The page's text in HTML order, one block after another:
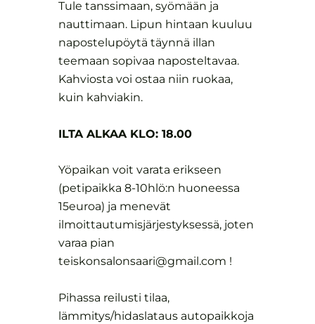
Tule tanssimaan, syömään ja
nauttimaan. Lipun hintaan kuuluu
napostelupöytä täynnä illan
teemaan sopivaa naposteltavaa.
Kahviosta voi ostaa niin ruokaa,
kuin kahviakin.
ILTA ALKAA KLO: 18.00
Yöpaikan voit varata erikseen
(petipaikka 8-10hlö:n huoneessa
15euroa) ja menevät
ilmoittautumisjärjestyksessä, joten
varaa pian
teiskonsalonsaari@gmail.com !
Pihassa reilusti tilaa,
lämmitys/hidaslataus autopaikkoja